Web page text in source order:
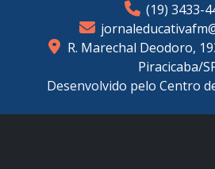
(19) 3433-
R. Marechal Deodoro,
Piracicaba/
Desenvolvido pelo Centro